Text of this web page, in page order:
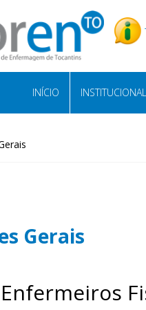
INÍCIO INSTITUCIONAL
Gerais